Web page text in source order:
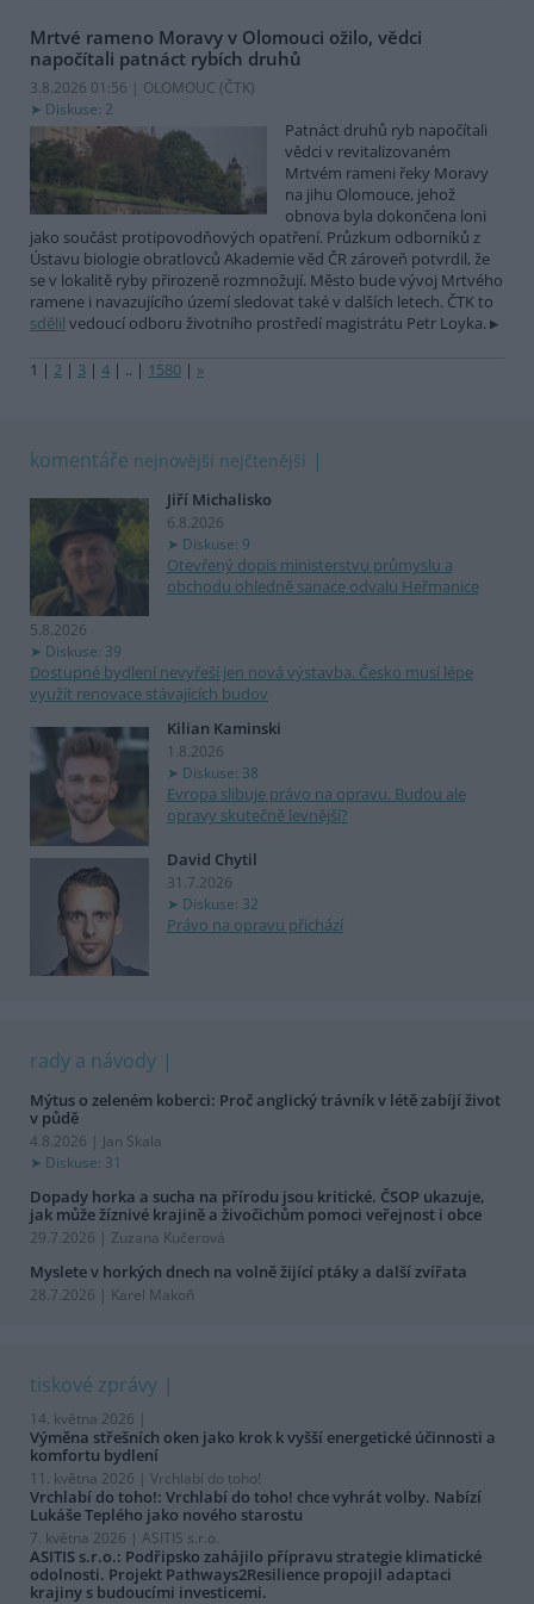
Mrtvé rameno Moravy v Olomouci ožilo, vědci
napočítali patnáct rybích druhů
3.8.2026 01:56 | OLOMOUC (ČTK)
Diskuse: 2
Patnáct druhů ryb napočítali
vědci v revitalizovaném
Mrtvém rameni řeky Moravy
na jihu Olomouce, jehož
obnova byla dokončena loni
jako součást protipovodňových opatření. Průzkum odborníků z
Ústavu biologie obratlovců Akademie věd ČR zároveň potvrdil, že
se v lokalitě ryby přirozeně rozmnožují. Město bude vývoj Mrtvého
ramene i navazujícího území sledovat také v dalších letech. ČTK to
sdělil vedoucí odboru životního prostředí magistrátu Petr Loyka.
1 | 2 | 3 | 4 | .. | 1580 | »
komentáře nejnovější nejčtenější
Jiří Michalisko
6.8.2026
Diskuse: 9
Otevřený dopis ministerstvu průmyslu a
obchodu ohledně sanace odvalu Heřmanice
5.8.2026
Diskuse: 39
Dostupné bydlení nevyřeší jen nová výstavba. Česko musí lépe
využít renovace stávajících budov
Kilian Kaminski
1.8.2026
Diskuse: 38
Evropa slibuje právo na opravu. Budou ale
opravy skutečně levnější?
David Chytil
31.7.2026
Diskuse: 32
Právo na opravu přichází
rady a návody
Mýtus o zeleném koberci: Proč anglický trávník v létě zabíjí život
v půdě
4.8.2026 | Jan Skala
Diskuse: 31
Dopady horka a sucha na přírodu jsou kritické. ČSOP ukazuje,
jak může žíznivé krajině a živočichům pomoci veřejnost i obce
29.7.2026 | Zuzana Kučerová
Myslete v horkých dnech na volně žijící ptáky a další zvířata
28.7.2026 | Karel Makoň
tiskové zprávy
14. května 2026 |
Výměna střešních oken jako krok k vyšší energetické účinnosti a
komfortu bydlení
11. května 2026 | Vrchlabí do toho!
Vrchlabí do toho!: Vrchlabí do toho! chce vyhrát volby. Nabízí
Lukáše Teplého jako nového starostu
7. května 2026 | ASITIS s.r.o.
ASITIS s.r.o.: Podřipsko zahájilo přípravu strategie klimatické
odolnosti. Projekt Pathways2Resilience propojil adaptaci
krajiny s budoucími investicemi.